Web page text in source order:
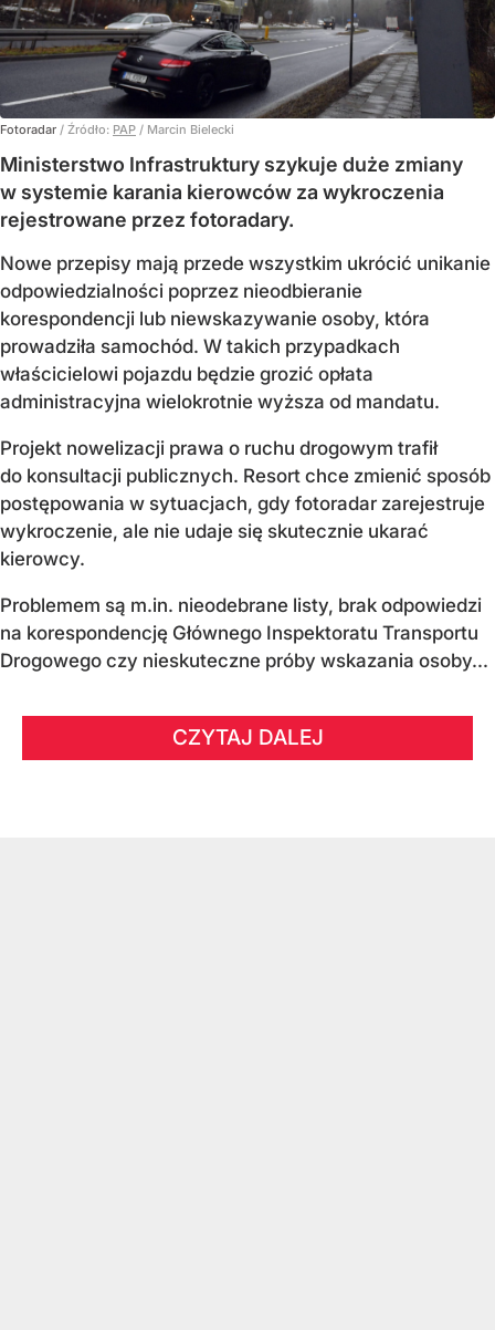
Fotoradar / Źródło: PAP / Marcin Bielecki
Ministerstwo Infrastruktury szykuje duże zmiany
w systemie karania kierowców za wykroczenia
rejestrowane przez fotoradary.
Nowe przepisy mają przede wszystkim ukrócić unikanie
odpowiedzialności poprzez nieodbieranie
korespondencji lub niewskazywanie osoby, która
prowadziła samochód. W takich przypadkach
właścicielowi pojazdu będzie grozić opłata
administracyjna wielokrotnie wyższa od mandatu.
Projekt nowelizacji prawa o ruchu drogowym trafił
do konsultacji publicznych. Resort chce zmienić sposób
postępowania w sytuacjach, gdy fotoradar zarejestruje
wykroczenie, ale nie udaje się skutecznie ukarać
kierowcy.
Problemem są m.in. nieodebrane listy, brak odpowiedzi
na korespondencję Głównego Inspektoratu Transportu
Drogowego czy nieskuteczne próby wskazania osoby...
CZYTAJ DALEJ